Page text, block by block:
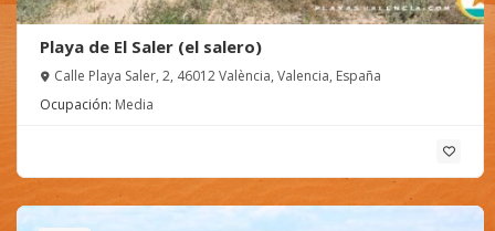
Playa de El Saler (el salero)
Calle Playa Saler, 2, 46012 València, Valencia, España
Ocupación: Media